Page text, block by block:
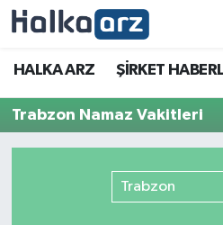
HALKA ARZ ŞİRKET
Trabzon Namaz Vakitleri
Trabzon
HALKA ARZ
SERMAYE ARTIRIMI
TEMETTÜ